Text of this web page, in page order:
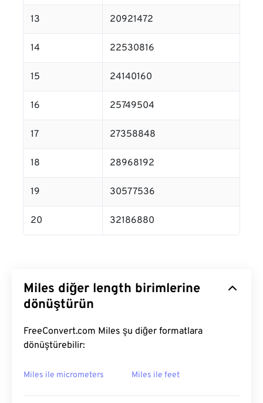
13 20921472
14 22530816
15 24140160
16 25749504
17 27358848
18 28968192
19 30577536
20 32186880
Miles diğer length birimlerine
dönüştürün
FreeConvert.com Miles şu diğer formatlara
dönüştürebilir:
Miles ile micrometers Miles ile feet